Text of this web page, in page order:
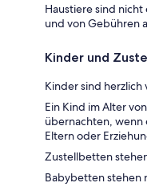
Haustiere sind
und von Gebühren
Kinder und
Kinder sind herzlich
Ein Kind im Alter
übernachten, wenn
Eltern oder
Zustellbetten
Babybetten stehen